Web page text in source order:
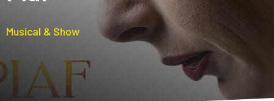
Musical & Show